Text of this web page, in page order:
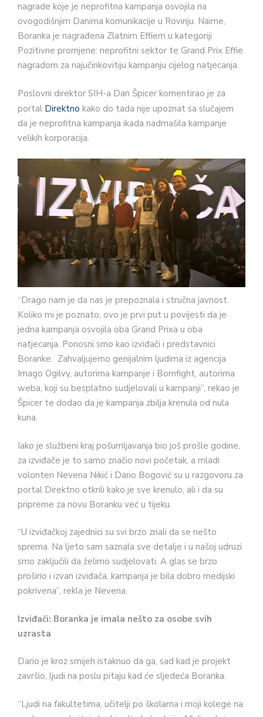
nagrade koje je neprofitna kampanja osvojila na
ovogodišnjim Danima komunikacije u Rovinju. Naime,
Boranka je nagrađena Zlatnim Effiem u kategoriji
Pozitivne promjene: neprofitni sektor te Grand Prix Effie
nagradom za najučinkovitiju kampanju cijelog natjecanja.
Poslovni direktor SIH-a Dan Špicer komentirao je za
portal Direktno kako do tada nije upoznat sa slučajem
da je neprofitna kampanja ikada nadmašila kampanje
velikih korporacija.
“Drago nam je da nas je prepoznala i stručna javnost.
Koliko mi je poznato, ovo je prvi put u povijesti da je
jedna kampanja osvojila oba Grand Prixa u oba
natjecanja. Ponosni smo kao izviđači i predstavnici
Boranke. Zahvaljujemo genijalnim ljudima iz agencija
Imago Ogilvy, autorima kampanje i Bornfight, autorima
weba, koji su besplatno sudjelovali u kampanji”, rekao je
Špicer te dodao da je kampanja zbilja krenula od nula
kuna.
Iako je službeni kraj pošumljavanja bio još prošle godine,
za izviđače je to samo značio novi početak, a mladi
volonteri Nevena Nikić i Dario Bogović su u razgovoru za
portal Direktno otkrili kako je sve krenulo, ali i da su
pripreme za novu Boranku već u tijeku.
“U izviđačkoj zajednici su svi brzo znali da se nešto
sprema. Na ljeto sam saznala sve detalje i u našoj udruzi
smo zaključili da želimo sudjelovati. A glas se brzo
proširio i izvan izviđača, kampanja je bila dobro medijski
pokrivena”, rekla je Nevena.
Izviđači: Boranka je imala nešto za osobe svih
uzrasta
Dario je kroz smijeh istaknuo da ga, sad kad je projekt
završio, ljudi na poslu pitaju kad će sljedeća Boranka.
“Ljudi na fakultetima, učitelji po školama i moji kolege na